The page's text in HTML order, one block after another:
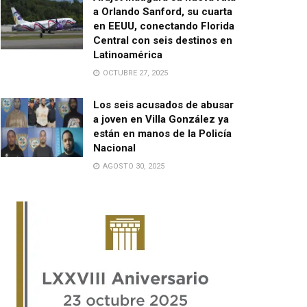
a Orlando Sanford, su cuarta
en EEUU, conectando Florida
Central con seis destinos en
Latinoamérica
OCTUBRE 27, 2025
Los seis acusados de abusar
a joven en Villa González ya
están en manos de la Policía
Nacional
AGOSTO 30, 2025